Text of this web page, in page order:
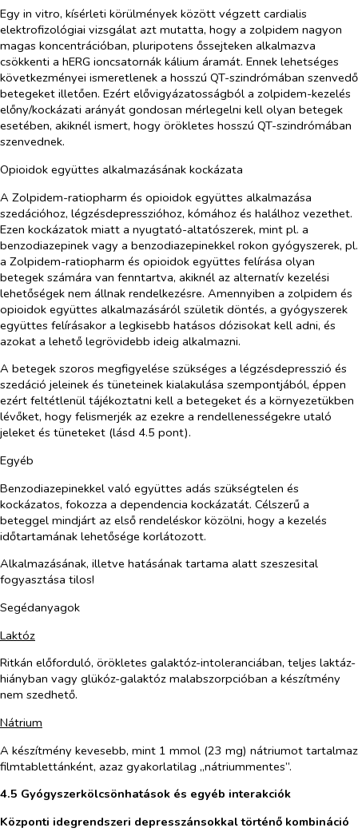
Egy in vitro, kísérleti körülmények között végzett cardialis
elektrofizológiai vizsgálat azt mutatta, hogy a zolpidem nagyon
magas koncentrációban, pluripotens őssejteken alkalmazva
csökkenti a hERG ioncsatornák kálium áramát. Ennek lehetséges
következményei ismeretlenek a hosszú QT-szindrómában szenvedő
betegeket illetően. Ezért elővigyázatosságból a zolpidem-kezelés
előny/kockázati arányát gondosan mérlegelni kell olyan betegek
esetében, akiknél ismert, hogy örökletes hosszú QT-szindrómában
szenvednek.
Opioidok együttes alkalmazásának kockázata
A Zolpidem-ratiopharm és opioidok együttes alkalmazása
szedációhoz, légzésdepresszióhoz, kómához és halálhoz vezethet.
Ezen kockázatok miatt a nyugtató-altatószerek, mint pl. a
benzodiazepinek vagy a benzodiazepinekkel rokon gyógyszerek, pl.
a Zolpidem-ratiopharm és opioidok együttes felírása olyan
betegek számára van fenntartva, akiknél az alternatív kezelési
lehetőségek nem állnak rendelkezésre. Amennyiben a zolpidem és
opioidok együttes alkalmazásáról születik döntés, a gyógyszerek
együttes felírásakor a legkisebb hatásos dózisokat kell adni, és
azokat a lehető legrövidebb ideig alkalmazni.
A betegek szoros megfigyelése szükséges a légzésdepresszió és
szedáció jeleinek és tüneteinek kialakulása szempontjából, éppen
ezért feltétlenül tájékoztatni kell a betegeket és a környezetükben
lévőket, hogy felismerjék az ezekre a rendellenességekre utaló
jeleket és tüneteket (lásd 4.5 pont).
Egyéb
Benzodiazepinekkel való együttes adás szükségtelen és
kockázatos, fokozza a dependencia kockázatát. Célszerű a
beteggel mindjárt az első rendeléskor közölni, hogy a kezelés
időtartamának lehetősége korlátozott.
Alkalmazásának, illetve hatásának tartama alatt szeszesital
fogyasztása tilos!
Segédanyagok
Laktóz
Ritkán előforduló, örökletes galaktóz-intoleranciában, teljes laktáz-
hiányban vagy glükóz-galaktóz malabszorpcióban a készítmény
nem szedhető.
Nátrium
A készítmény kevesebb, mint 1 mmol (23 mg) nátriumot tartalmaz
filmtablettánként, azaz gyakorlatilag „nátriummentes”.
4.5 Gyógyszerkölcsönhatások és egyéb interakciók
Központi idegrendszeri depresszánsokkal történő kombináció